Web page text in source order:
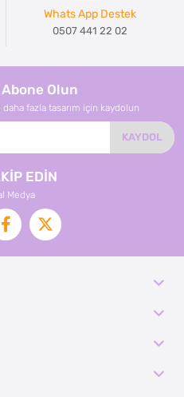
Whats App Destek
0507 441 22 02
Olun
fazla tasarım için kaydolun
KAYDOL
EDİN
Medya